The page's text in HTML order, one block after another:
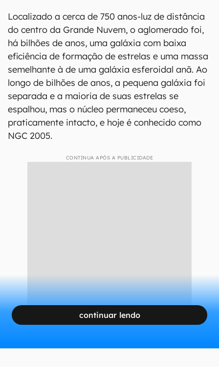
Localizado a cerca de 750 anos-luz de distância
do centro da Grande Nuvem, o aglomerado foi,
há bilhões de anos, uma galáxia com baixa
eficiência de formação de estrelas e uma massa
semelhante à de uma galáxia esferoidal anã. Ao
longo de bilhões de anos, a pequena galáxia foi
separada e a maioria de suas estrelas se
espalhou, mas o núcleo permaneceu coeso,
praticamente intacto, e hoje é conhecido como
NGC 2005.
CONTINUA APÓS A PUBLICIDADE
continuar lendo